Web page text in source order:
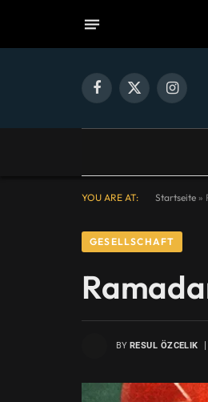
Facebook
X
YOU ARE AT: Startseite »
GESELLSCHAFT
BY RESUL ÖZCELIK